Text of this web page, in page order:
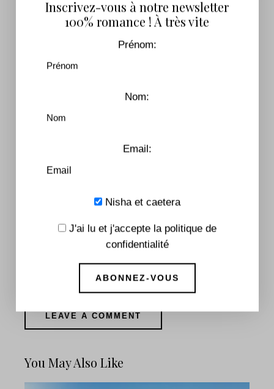
Leave a comment
J'accepte que mes données soumises soient
collectées et stockées.
Inscrivez-vous pour recevoir notre lettre
You May Also Like
Inscrivez-vous à notre newsletter
100% romance ! À très vite
Prénom:
Nom:
Email:
Nisha et caetera
J'ai lu et j'accepte la politique de
confidentialité